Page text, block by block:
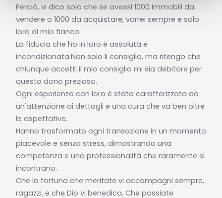
Perciò, vi dico solo che se avessi 1000 immobili da
vendere o 1000 da acquistare, vorrei sempre e solo
loro al mio fianco.
La fiducia che ho in loro è assoluta e
incondizionata.Non solo li consiglio, ma ritengo che
chiunque accetti il mio consiglio mi sia debitore per
questo dono prezioso.
Ogni esperienza con loro è stata caratterizzata da
un'attenzione ai dettagli e una cura che va ben oltre
le aspettative.
Hanno trasformato ogni transazione in un momento
piacevole e senza stress, dimostrando una
competenza e una professionalità che raramente si
incontrano.
Che la fortuna che meritate vi accompagni sempre,
ragazzi, e che Dio vi benedica. Che possiate